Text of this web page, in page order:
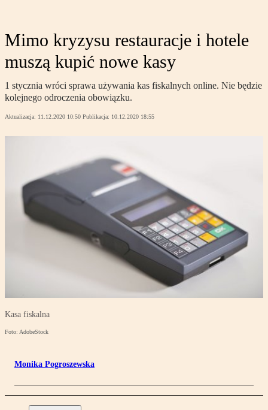
Mimo kryzysu restauracje i hotele
muszą kupić nowe kasy
1 stycznia wróci sprawa używania kas fiskalnych online. Nie będzie
kolejnego odroczenia obowiązku.
Aktualizacja: 11.12.2020 10:50 Publikacja: 10.12.2020 18:55
Kasa fiskalna
Foto: AdobeStock
Monika Pogroszewska